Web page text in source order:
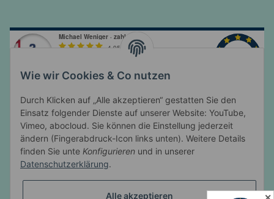
Informationen
Gesetzliche Informationen
Wie wir Cookies & Co nutzen
Durch Klicken auf „Alle akzeptieren“ gestatten Sie den
Einsatz folgender Dienste auf unserer Website: YouTube,
Vimeo, abocloud. Sie können die Einstellung jederzeit
ändern (Fingerabdruck-Icon links unten). Weitere Details
finden Sie unte Konfigurieren und in unserer
Datenschutzerklärung.
Alle akzeptieren